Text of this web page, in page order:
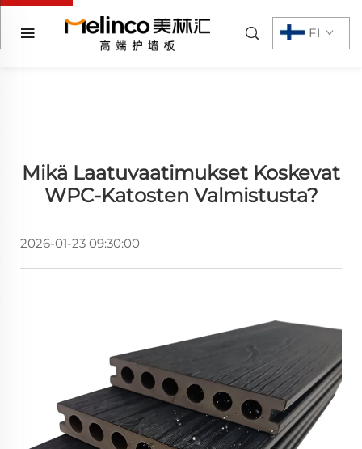
FI
Mikä Laatuvaatimukset Koskevat
WPC-Katosten Valmistusta?
2026-01-23 09:30:00